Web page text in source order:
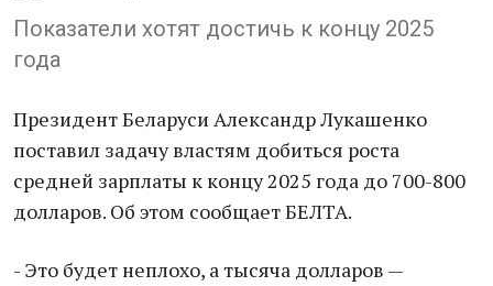
Показатели хотят достичь к концу 2025
года
Президент Беларуси Александр Лукашенко
поставил задачу властям добиться роста
средней зарплаты к концу 2025 года до 700-800
долларов. Об этом сообщает БЕЛТА.
- Это будет неплохо, а тысяча долларов —